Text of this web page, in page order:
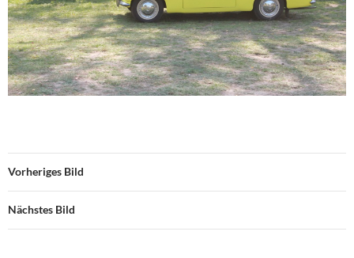
Vorheriges Bild
Nächstes Bild